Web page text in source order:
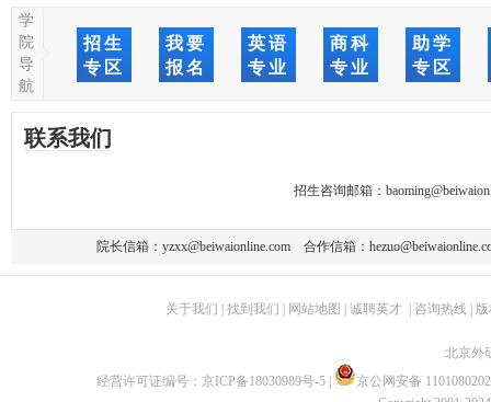
学
院
导
航
招生
专区
我要
报名
英语
专业
商科
专业
助学
专区
联系我们
招生咨询邮箱：
院长信箱： yzxx@beiwaionline.com 合作信箱：
关于我们 找到我们 网站地图 诚聘英才| 咨询热线|
北京外
经营许可证编号： 京ICP备18030989号-5
京公网安备